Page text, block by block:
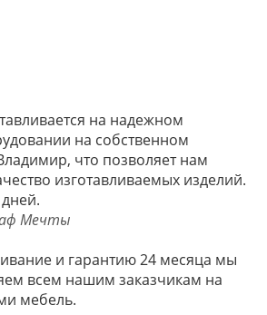
на надежном
на собственном
что позволяет нам
изготавливаемых изделий.
и гарантию 24 месяца мы
всем нашим заказчикам на
мебель.